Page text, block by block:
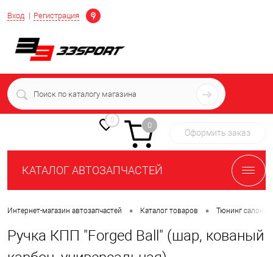
Вход Регистрация
Определение
+7 (939) 716-10-06
пн-пт 7:00-16:00 МСК
0
0
Оформить заказ
КАТАЛОГ АВТОЗАПЧАСТЕЙ
Интернет-магазин автозапчастей • Каталог товаров • Тюнинг салона
Ручка КПП "Forged Ball" (шар, кованый